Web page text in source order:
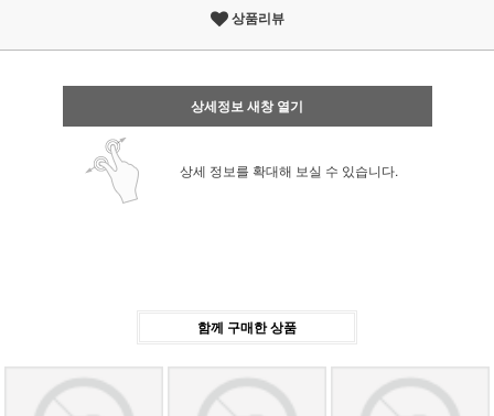
상품리뷰
상세정보 새창 열기
상세 정보를 확대해 보실 수 있습니다.
함께 구매한 상품